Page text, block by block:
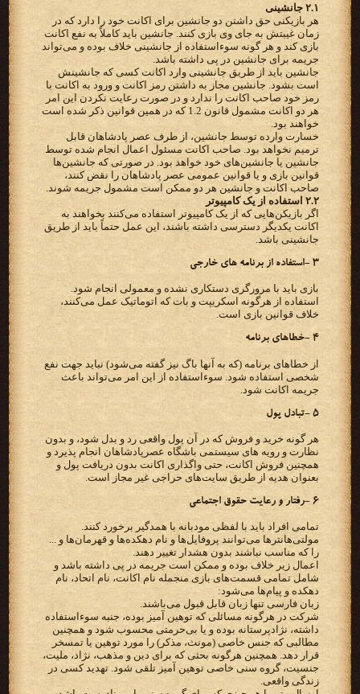
۲.۱ جانشینی
هر بازیکنی حق داشتن دو جانشین برای اکانت خود را دارد که در
زمان غیبتش به جای وی بازی کنند. جانشین باید کاملاً به نفع اکانت
بازی کند و هر گونه سوءاستفاده از جانشینی خلاف بوده و می‌تواند
جریمه برای جانشین در پی داشته باشد.
جانشین باید از طریق جانشینی وارد اکانت کسی که جانشینش
است بشود. جانشین مجاز به داشتن رمز اکانت و ورود به اکانت با
رمز خود صاحب اکانت را ندارد و در صورت رعایت نکردن این امر
هر دو اکانت مشمول قانون 1.2 که در همین قوانین ذکر شده است
خواهند بود.
خسارت وارده توسط جانشین، از طرف عصر پادشاهان قابل
ترمیم نخواهد بود. صاحب اکانت مسئول اعمال انجام شده توسط
جانشین یا جانشین‌های خود خواهد بود. در صورتی که جانشین‌ها
قوانین بازی و یا قوانین عمومی عصر پادشاهان را نقض کنند،
صاحب اکانت و جانشین هر دو ممکن است مشمول جریمه شوند.
۲.۲ استفاده از یک کامپیوتر
اگر بازیکن‌هایی که از یک کامپیوتر استفاده می‌کنند بخواهند به
اکانت یکدیگر دسترسی داشته باشند، این عمل حتماً باید از طریق
جانشینی باشد.
۳ -استفاده از برنامه های خارجی
بازی باید با مرورگری دستکاری نشده و معمولی انجام شود.
استفاده از هرگونه اسکریپت و بات که اتوماتیک عمل می‌کنند،
خلاف قوانین بازی است.
۴ -خطاهای برنامه
از خطاهای برنامه (که به آنها باگ نیز گفته می‌شود) نباید جهت نفع
شخصی استفاده شود. سوءاستفاده از این امر می‌تواند باعث
جریمه اکانت شود.
۵ -تبادل پول
هر گونه خرید و فروش که در آن پول واقعی رد و بدل شود، و بدون
نظارت و رویه های سیستمی باشگاه عصرپادشاهان انجام پذیرد و
همچنین فروش اکانت، حتی واگذاری اکانت بدون دریافت پول و
بعنوان هدیه از طریق سایت‌های حراجی غیر مجاز است.
۶ -رفتار و رعایت حقوق اجتماعی
تمامی افراد باید با لفظی مودبانه با همدگیر برخورد کنند.
مولتی‌هانترها می‌توانند پروفایل‌ها و نام دهکده‌ها و قهرمان‌ها و ...
را که مناسب نباشند بدون هشدار تغییر دهند.
اعمال زیر خلاف بوده و ممکن است جریمه در پی داشته باشد و
شامل تمامی قسمت‌های بازی منجمله نام اکانت، نام اتحاد، نام
دهکده و پیام‌ها می‌شود:
زبان فارسی تنها زبان‌ قابل قبول می‌باشند.
شرکت در هرگونه مسائلی که توهین آمیز بوده، جنبه سوءاستفاده
داشته، نژادپرستانه بوده و یا بی‌حرمتی محسوب شود و همچنین
مطالبی که جنس خاصی (مونث، مذکر) را مورد توهین یا تمسخر
قرار دهد. همچنین هرگونه بحثی که برای دین و مذهب، نژاد، ملیت،
جنسیت، گروه سنی خاصی توهین آمیز تلقی شود. تهدید کسی در
زندگی واقعی.